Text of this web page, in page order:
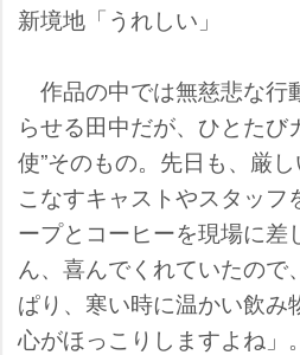
新境地「うれしい」
作品の中では無慈悲な行
らせる田中だが、ひとたび
使”そのもの。先日も、厳
こなすキャストやスタッフ
ープとコーヒーを現場に差
ん、喜んでくれていたので
ぱり、寒い時に温かい飲み
心がほっこりしますよね」